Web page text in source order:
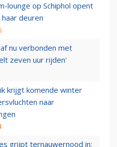
lounge op Schiphol opent
deuren
nu verbonden met
zeven uur rijden'
krijgt komende winter
naar
grijpt ternauwernood in: